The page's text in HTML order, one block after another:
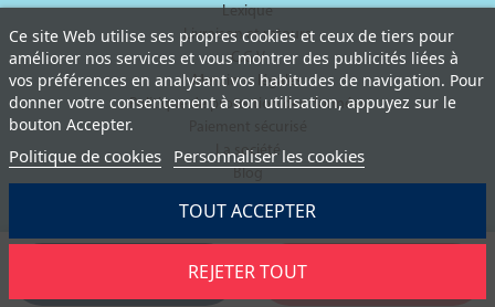
Ajouter au panier
Ce site Web utilise ses propres cookies et ceux de tiers pour
améliorer nos services et vous montrer des publicités liées à
vos préférences en analysant vos habitudes de navigation. Pour
donner votre consentement à son utilisation, appuyez sur le
bouton Accepter.
Politique de cookies Personnaliser les cookies
REJETER TOUT
TOUT ACCEPTER
Lexique
Livraison et retours
C.G.V
Mentions légales
Politique de protection des données
La société
Blog